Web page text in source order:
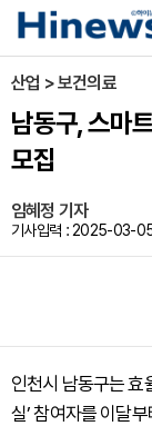
산업 > 보건의료
남동구, 스마
모집
임혜정 기자
기사입력 : 2025-03-
인천시 남동구는 효
실’ 참여자를 이달